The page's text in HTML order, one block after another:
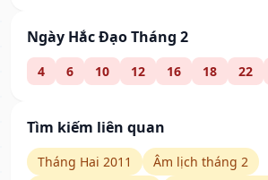
Ngày Hắc Đạo Tháng 2
4 6 10 12 16 18 22
Tìm kiếm liên quan
Tháng Hai 2011
Âm lịch tháng 2